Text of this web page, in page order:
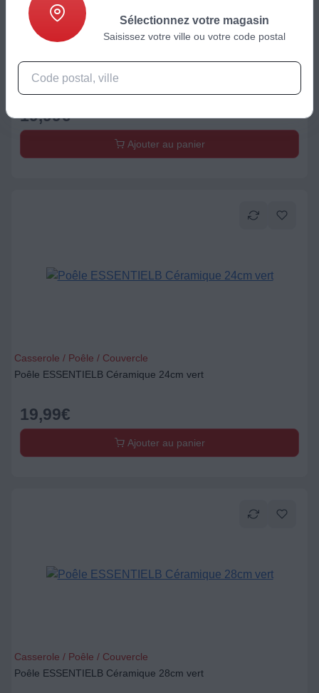
Casserole / Poêle / Couvercle
Crêpière ESSENTIELB céramique 28cm vert
19,99€
Ajouter au panier
Casserole / Poêle / Couvercle
Poêle ESSENTIELB Céramique 24cm vert
19,99€
Ajouter au panier
Casserole / Poêle / Couvercle
Poêle ESSENTIELB Céramique 28cm vert
Sélectionnez votre magasin
Saisissez votre ville ou votre code postal